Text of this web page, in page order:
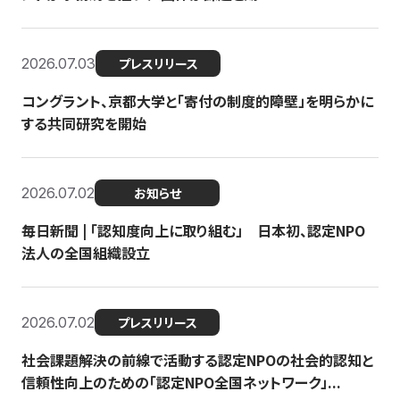
2026.07.03 プレスリリース
コングラント、京都大学と「寄付の制度的障壁」を明らかに
する共同研究を開始
2026.07.02 お知らせ
毎日新聞 | 「認知度向上に取り組む」 日本初、認定NPO
法人の全国組織設立
2026.07.02 プレスリリース
社会課題解決の前線で活動する認定NPOの社会的認知と
信頼性向上のための「認定NPO全国ネットワーク」...